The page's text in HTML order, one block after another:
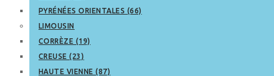
PYRÉNÉES ORIENTALES (66)
LIMOUSIN
CORRÈZE (19)
CREUSE (23)
HAUTE VIENNE (87)